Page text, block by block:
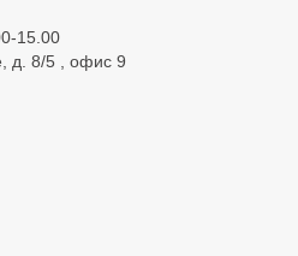
15.00
д. 8/5 , офис 9